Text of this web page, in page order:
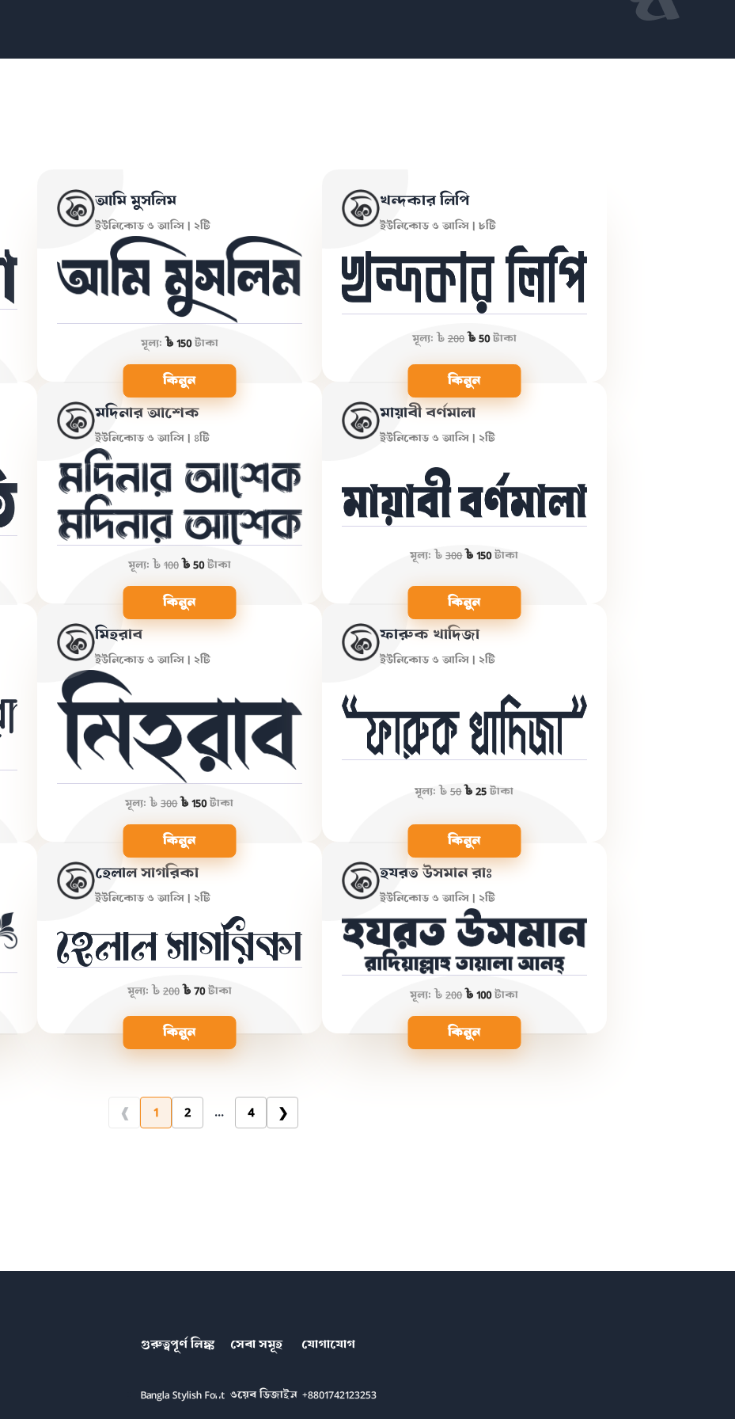
আমি মুসলিম
ইউনিকোড ও আন্সি | ২টি
মূল্য:৳ 150টাকা
কিনুন
খন্দকার লিপি
ইউনিকোড ও আন্সি | ৮টি
মূল্য:৳200৳ 50টাকা
কিনুন
মদিনার আশেক
ইউনিকোড ও আন্সি | ৪টি
মূল্য: ৳100৳ 50টাকা
কিনুন
মায়াবী বর্ণমালা
ইউনিকোড ও আন্সি | ২টি
মূল্য: ৳300৳ 150টাকা
কিনুন
মিহরাব
ইউনিকোড ও আন্সি | ২টি
মূল্য:৳300৳ 150টাকা
কিনুন
ফারুক খাদিজা
ইউনিকোড ও আন্সি | ২টি
মূল্য:৳50৳ 25টাকা
কিনুন
হেলাল সাগরিকা
ইউনিকোড ও আন্সি | ২টি
মূল্য: ৳200৳ 70টাকা
কিনুন
হযরত উসমান রাঃ
ইউনিকোড ও আন্সি | ২টি
মূল্য: ৳200৳ 100টাকা
কিনুন
1 2 ... 4
গুরুত্বপূর্ণ লিঙ্ক
Bangla Stylish Font
সেবা সমূহ
ওয়েব ডিজাইন
যোগাযোগ
+8801742123253